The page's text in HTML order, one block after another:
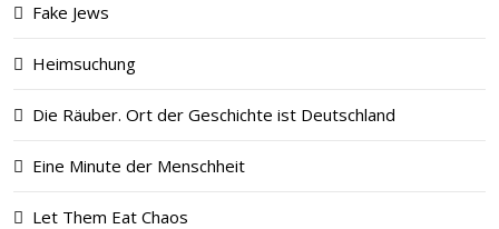
Fake Jews
Heimsuchung
Die Räuber. Ort der Geschichte ist Deutschland
Eine Minute der Menschheit
Let Them Eat Chaos